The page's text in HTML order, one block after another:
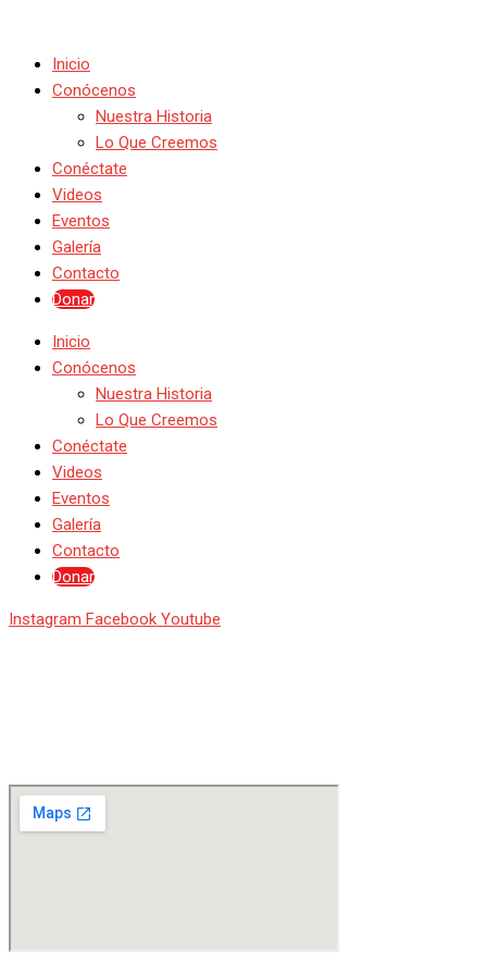
Inicio
Conócenos
Nuestra Historia
Lo Que Creemos
Conéctate
Videos
Eventos
Galería
Contacto
Donar
Inicio
Conócenos
Nuestra Historia
Lo Que Creemos
Conéctate
Videos
Eventos
Galería
Contacto
Donar
Instagram Facebook Youtube